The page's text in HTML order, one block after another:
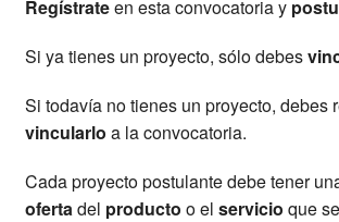
Regístrateen esta convocatoria y
Si ya tienes un proyecto, sólo debes
Si todavía no tienes un proyecto, debes
vincularlo a la convocatoria.
Cada proyecto postulante debe tener
ofertadel producto o el servicio que